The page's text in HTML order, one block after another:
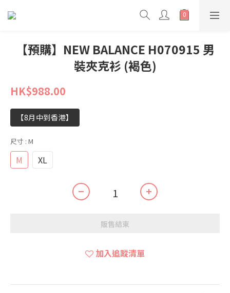
【預購】NEW BALANCE H070915 男
裝夾克衫 (褐色)
HK$988.00
【8月中到香港】
尺寸 : M
M XL
販售結束
加入追蹤清單